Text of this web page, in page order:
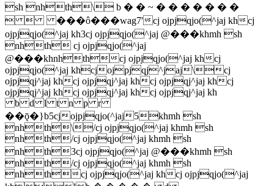
sh nhth\ b � � ~ � � � � � � �
  ���ô���wag7'cj ojpjqjo(^jaj khcj
ojpjqjo(^jaj kh3cj ojpjqjo(^jaj @���khmh sh
nhth cj ojpjqjo(^jaj
@���khnhthcj ojpjqjo(^jaj khcj
ojpjqjo(^jaj khcjojpjqj^jaj\cj
ojpjqj^jaj khcj ojpjqj^jaj khcj ojpjqj^jaj khcj
ojpjqj^jaj khcj ojpjqj^jaj khcj ojpjqj^jaj kh
b d l t n p r
��ǭ�}b5cjojpjqjo(^jaj5khmh sh
nhth\/cj ojpjqjo(^jaj khmh sh
nhth/cj ojpjqjo(^jaj khmh sh
nhth3cj ojpjqjo(^jaj @���khmh sh
nhth/cj ojpjqjo(^jaj khmh sh
nhthcj ojpjqjo(^jaj khcj ojpjqjo(^jaj